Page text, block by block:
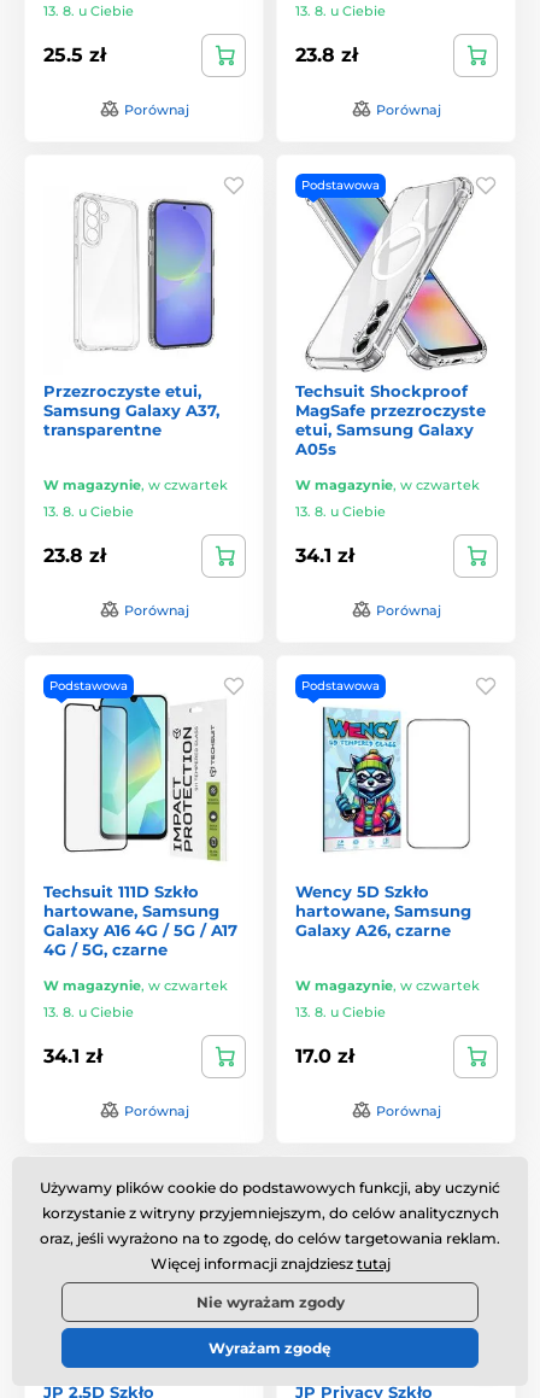
13. 8. u Ciebie
25.5 zł
Porównaj
13. 8. u Ciebie
23.8 zł
Porównaj
Przezroczyste etui,
Samsung Galaxy A37,
transparentne
W magazynie, w czwartek
13. 8. u Ciebie
23.8 zł
Porównaj
Podstawowa
Techsuit Shockproof
MagSafe przezroczyste
etui, Samsung Galaxy
A05s
W magazynie, w czwartek
13. 8. u Ciebie
34.1 zł
Porównaj
Podstawowa
Techsuit 111D Szkło
hartowane, Samsung
Galaxy A16 4G / 5G / A17
4G / 5G, czarne
W magazynie, w czwartek
13. 8. u Ciebie
34.1 zł
Porównaj
Podstawowa
Wency 5D Szkło
hartowane, Samsung
Galaxy A26, czarne
W magazynie, w czwartek
13. 8. u Ciebie
17.0 zł
Porównaj
Stosunek jakości do ceny
JP 2,5D Szkło JP Privacy Szkło
Używamy plików cookie do podstawowych funkcji, aby uczynić
korzystanie z witryny przyjemniejszym, do celów analitycznych
oraz, jeśli wyrażono na to zgodę, do celów targetowania reklam.
Więcej informacji znajdziesz tutaj
Nie wyrażam zgody
Wyrażam zgodę